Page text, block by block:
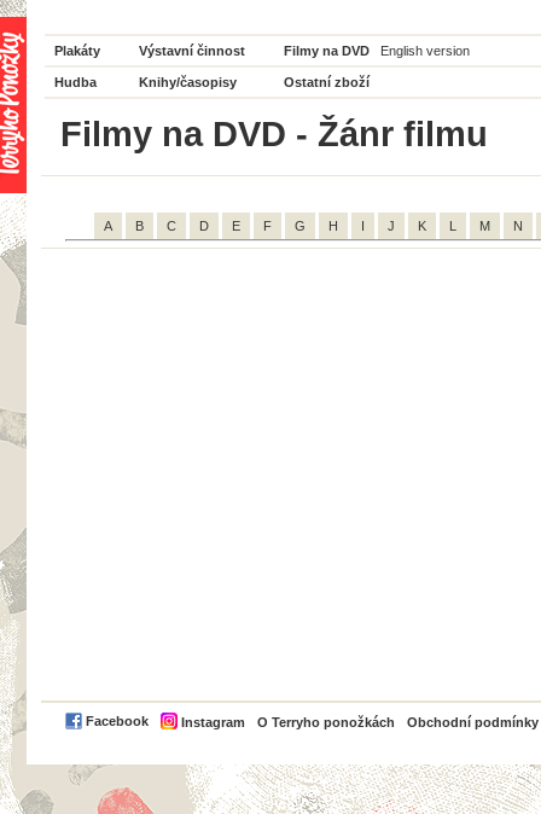
Plakáty Výstavní činnost Filmy na DVD English version
Hudba Knihy/časopisy Ostatní zboží
Filmy na DVD - Žánr filmu
A B C D E F G H I J K L M N
Facebook Instagram O Terryho ponožkách Obchodní podmínky
PayPal